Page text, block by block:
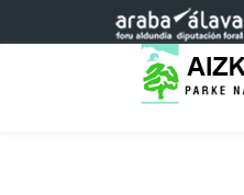
Saltar al contenido principal